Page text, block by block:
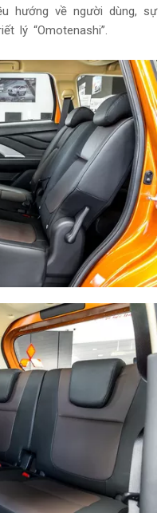
hướng về người dùng, sự
lý “Omotenashi”.